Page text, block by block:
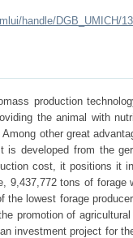
handle/DGB_UMICH/
production
the animal with
other great
developed from the
cost, it positions it
9,437,772 tons of forage
the lowest forage
promotion of
investment project for